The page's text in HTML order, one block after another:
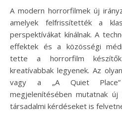
A modern horrorfilmek új
amelyek felfrissítették a
perspektívákat kínálnak. A
effektek és a közösségi
tette a horrorfilm
kreatívabbak legyenek. Az
vagy a „A Quiet
megjelenítésében mutatnak új
társadalmi kérdéseket is